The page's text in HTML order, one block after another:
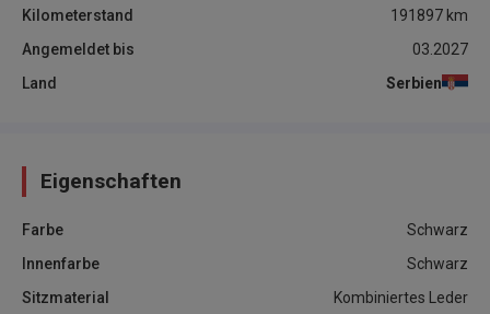
Kilometerstand
191897 km
Angemeldet bis
03.2027
Land
Serbien
Eigenschaften
Farbe
Schwarz
Innenfarbe
Schwarz
Sitzmaterial
Kombiniertes Leder